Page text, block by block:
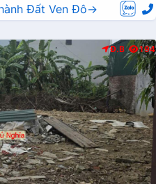
Đất Ven Đô→
Đ.B 194